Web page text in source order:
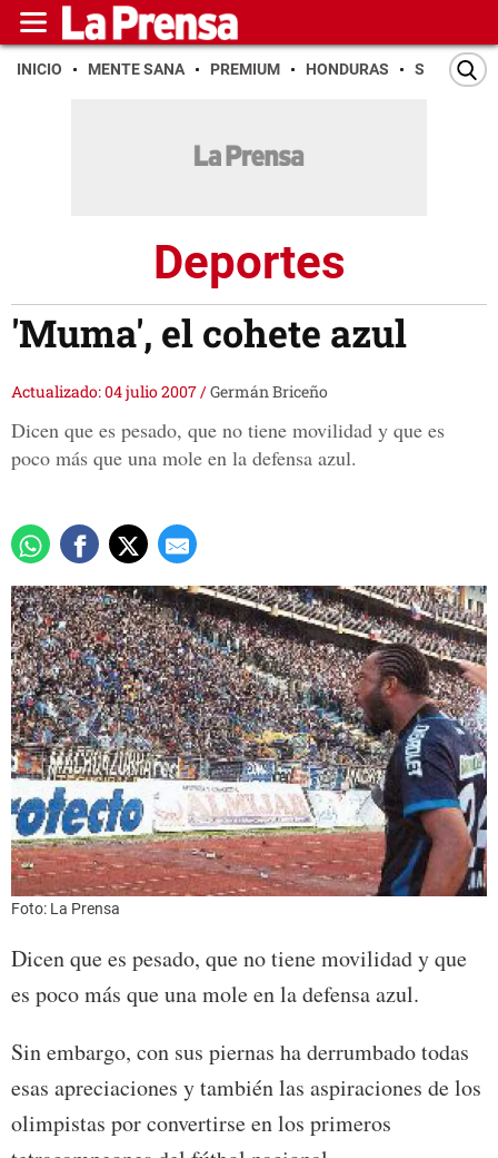
INICIO MENTE SANA PREMIUM HONDURAS SAN PEDRO
Deportes
'Muma', el cohete azul
Actualizado: 04 julio 2007/Germán Briceño
Dicen que es pesado, que no tiene movilidad y que es
poco más que una mole en la defensa azul.
Foto: La Prensa
Dicen que es pesado, que no tiene movilidad y que
es poco más que una mole en la defensa azul.
Sin embargo, con sus piernas ha derrumbado todas
esas apreciaciones y también las aspiraciones de los
olimpistas por convertirse en los primeros